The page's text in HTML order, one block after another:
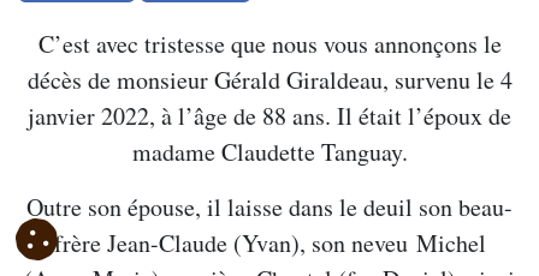
C’est avec tristesse que nous vous annonçons le
décès de monsieur Gérald Giraldeau, survenu le 4
janvier 2022, à l’âge de 88 ans. Il était l’époux de
madame Claudette Tanguay.
Outre son épouse, il laisse dans le deuil son beau-
frère Jean-Claude (Yvan), son neveu Michel